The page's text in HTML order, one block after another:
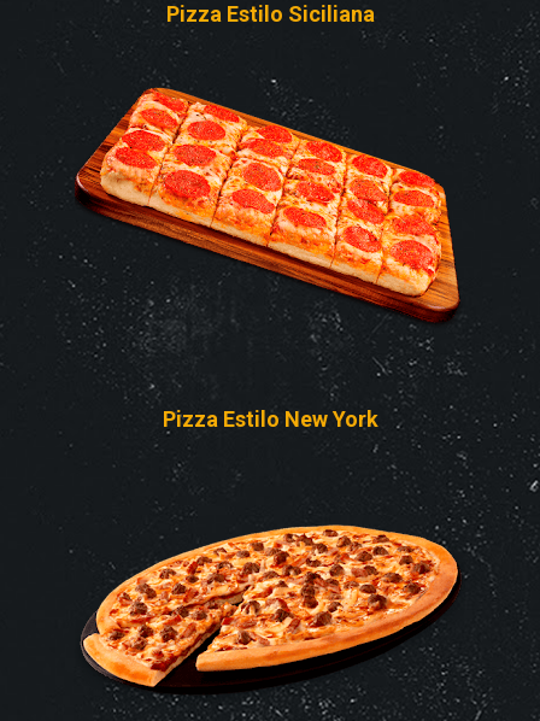
Pizza Estilo Siciliana
Pizza Estilo New York